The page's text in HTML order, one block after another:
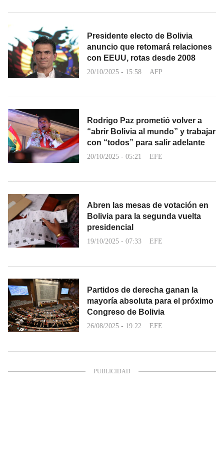
Presidente electo de Bolivia
anuncio que retomará relaciones
con EEUU, rotas desde 2008
20/10/2025 - 15:58 AFP
Rodrigo Paz prometió volver a
“abrir Bolivia al mundo” y trabajar
con “todos” para salir adelante
20/10/2025 - 05:21 EFE
Abren las mesas de votación en
Bolivia para la segunda vuelta
presidencial
19/10/2025 - 07:33 EFE
Partidos de derecha ganan la
mayoría absoluta para el próximo
Congreso de Bolivia
26/08/2025 - 19:22 EFE